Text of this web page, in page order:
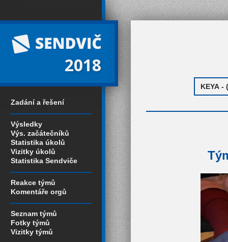
2018
Zadání a řešení
Výsledky
Výs. začátečníků
Statistika úkolů
Vizitky úkolů
Statistika Sendviče
Reakce týmů
Komentáře orgů
Seznam týmů
Fotky týmů
Vizitky týmů